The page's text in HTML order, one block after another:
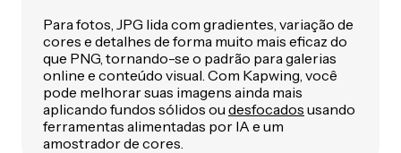
Para fotos, JPG lida com gradientes, variação de
cores e detalhes de forma muito mais eficaz do
que PNG, tornando-se o padrão para galerias
online e conteúdo visual. Com Kapwing, você
pode melhorar suas imagens ainda mais
aplicando fundos sólidos ou desfocados usando
ferramentas alimentadas por IA e um
amostrador de cores.